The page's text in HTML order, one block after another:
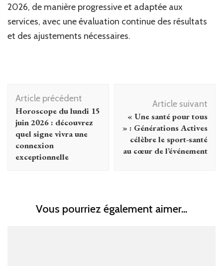
2026, de manière progressive et adaptée aux
services, avec une évaluation continue des résultats
et des ajustements nécessaires.
Navigation
d'article
Article précédent
Horoscope du lundi 15
juin 2026 : découvrez
quel signe vivra une
connexion
exceptionnelle
Article suivant
« Une santé pour tous
» : Générations Actives
célèbre le sport-santé
au cœur de l’événement
Vous pourriez également aimer...